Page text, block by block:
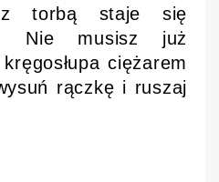
z torbą staje się
Nie musisz już
ciężarem
rączkę i ruszaj